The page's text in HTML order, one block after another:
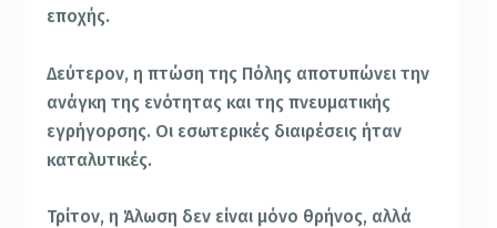
εποχής.
Δεύτερον, η πτώση της Πόλης αποτυπώνει την
ανάγκη της ενότητας και της πνευματικής
εγρήγορσης. Οι εσωτερικές διαιρέσεις ήταν
καταλυτικές.
Τρίτον, η Άλωση δεν είναι μόνο θρήνος, αλλά